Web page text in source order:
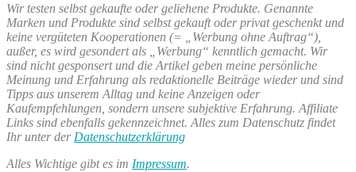
Wir testen selbst gekaufte oder geliehene Produkte. Genannte
Marken und Produkte sind selbst gekauft oder privat geschenkt und
keine vergüteten Kooperationen (= „Werbung ohne Auftrag“),
außer, es wird gesondert als „Werbung“ kenntlich gemacht. Wir
sind nicht gesponsert und die Artikel geben meine persönliche
Meinung und Erfahrung als redaktionelle Beiträge wieder und sind
Tipps aus unserem Alltag und keine Anzeigen oder
Kaufempfehlungen, sondern unsere subjektive Erfahrung. Affiliate
Links sind ebenfalls gekennzeichnet. Alles zum Datenschutz findet
Ihr unter der Datenschutzerklärung
Alles Wichtige gibt es im Impressum.